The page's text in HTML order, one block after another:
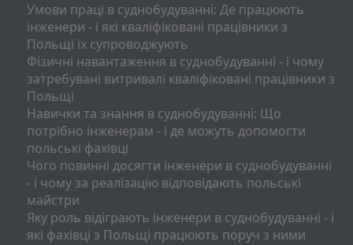
Умови праці в суднобудуванні: Де працюють
інженери - і які кваліфіковані працівники з
Польщі їх супроводжують
Фізичні навантаження в суднобудуванні - і чому
затребувані витривалі кваліфіковані працівники з
Польщі
Навички та знання в суднобудуванні: Що
потрібно інженерам - і де можуть допомогти
польські фахівці
Чого повинні досягти інженери в суднобудуванні
- і чому за реалізацію відповідають польські
майстри
Яку роль відіграють інженери в суднобудуванні - і
які фахівці з Польщі працюють поруч з ними